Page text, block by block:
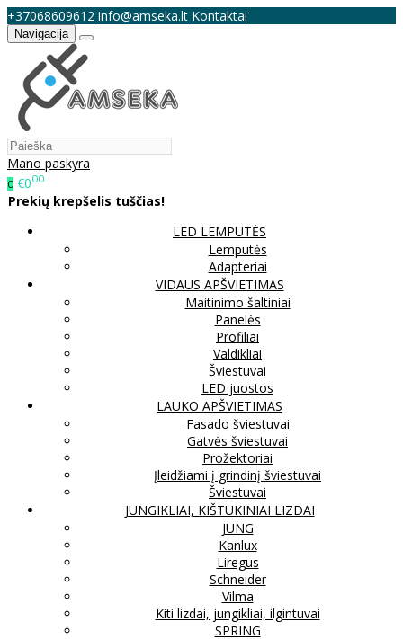
+37068609612 info@amseka.lt Kontaktai
Navigacija
Mano paskyra
0 €000
Prekių krepšelis tuščias!
LED LEMPUTĖS
Lemputės
Adapteriai
VIDAUS APŠVIETIMAS
Maitinimo šaltiniai
Panelės
Profiliai
Valdikliai
Šviestuvai
LED juostos
LAUKO APŠVIETIMAS
Fasado šviestuvai
Gatvės šviestuvai
Prožektoriai
Įleidžiami į grindinį šviestuvai
Šviestuvai
JUNGIKLIAI, KIŠTUKINIAI LIZDAI
JUNG
Kanlux
Liregus
Schneider
Vilma
Kiti lizdai, jungikliai, ilgintuvai
SPRING